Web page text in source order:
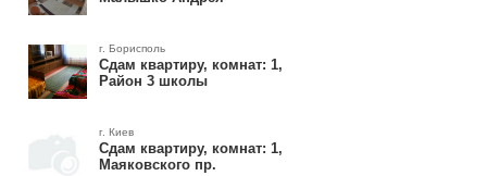
г. Борисполь
Сдам квартиру, комнат: 1,
Район 3 школы
г. Киев
Сдам квартиру, комнат: 1,
Маяковского пр.